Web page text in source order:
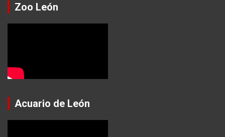
Zoo León
Acuario de León